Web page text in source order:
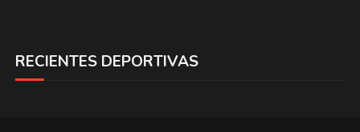
RECIENTES DEPORTIVAS